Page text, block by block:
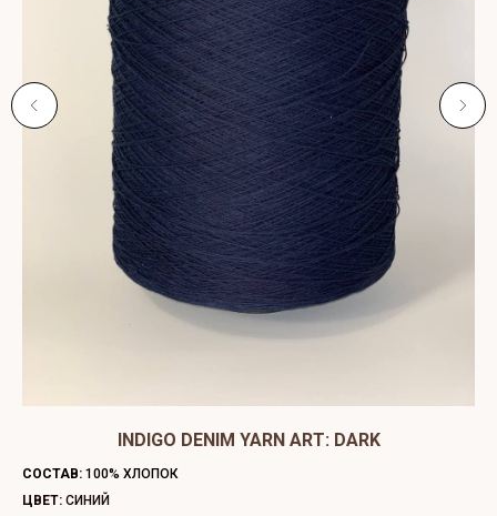
INDIGO DENIM YARN ART: DARK
СОСТАВ: 100% ХЛОПОК
ЦВЕТ: СИНИЙ